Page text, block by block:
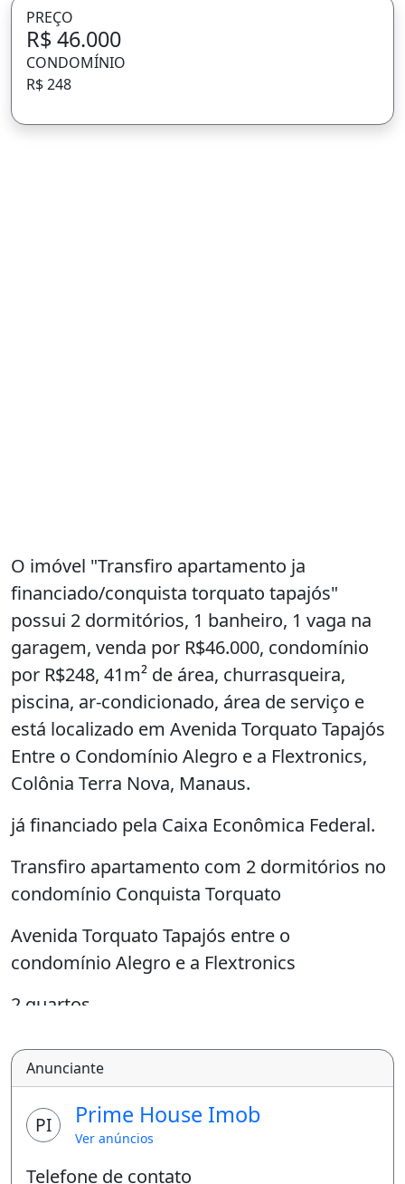
PREÇO
R$ 46.000
CONDOMÍNIO
R$ 248
O imóvel "Transfiro apartamento ja
financiado/conquista torquato tapajós"
possui 2 dormitórios, 1 banheiro, 1 vaga na
garagem, venda por R$46.000, condomínio
por R$248, 41m² de área, churrasqueira,
piscina, ar-condicionado, área de serviço e
está localizado em Avenida Torquato Tapajós
Entre o Condomínio Alegro e a Flextronics,
Colônia Terra Nova, Manaus.
já financiado pela Caixa Econômica Federal.
Transfiro apartamento com 2 dormitórios no
condomínio Conquista Torquato
Avenida Torquato Tapajós entre o
condomínio Alegro e a Flextronics
2 quartos
Cozinha
Área de serviço
Banheiro social
1 vaga de garagem
Anunciante
PI Prime House Imob
Ver anúncios
Telefone de contato